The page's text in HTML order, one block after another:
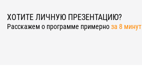
ХОТИТЕ ЛИЧНУЮ ПРЕЗЕНТАЦИЮ?
Расскажем о программе примерноза 8 минут